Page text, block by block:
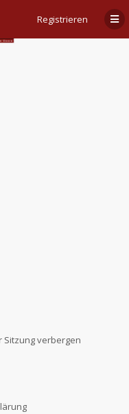
Registrieren
Sitzung verbergen